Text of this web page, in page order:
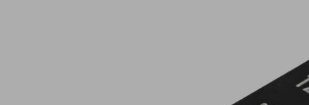
Oświetlenie
wewnętrze